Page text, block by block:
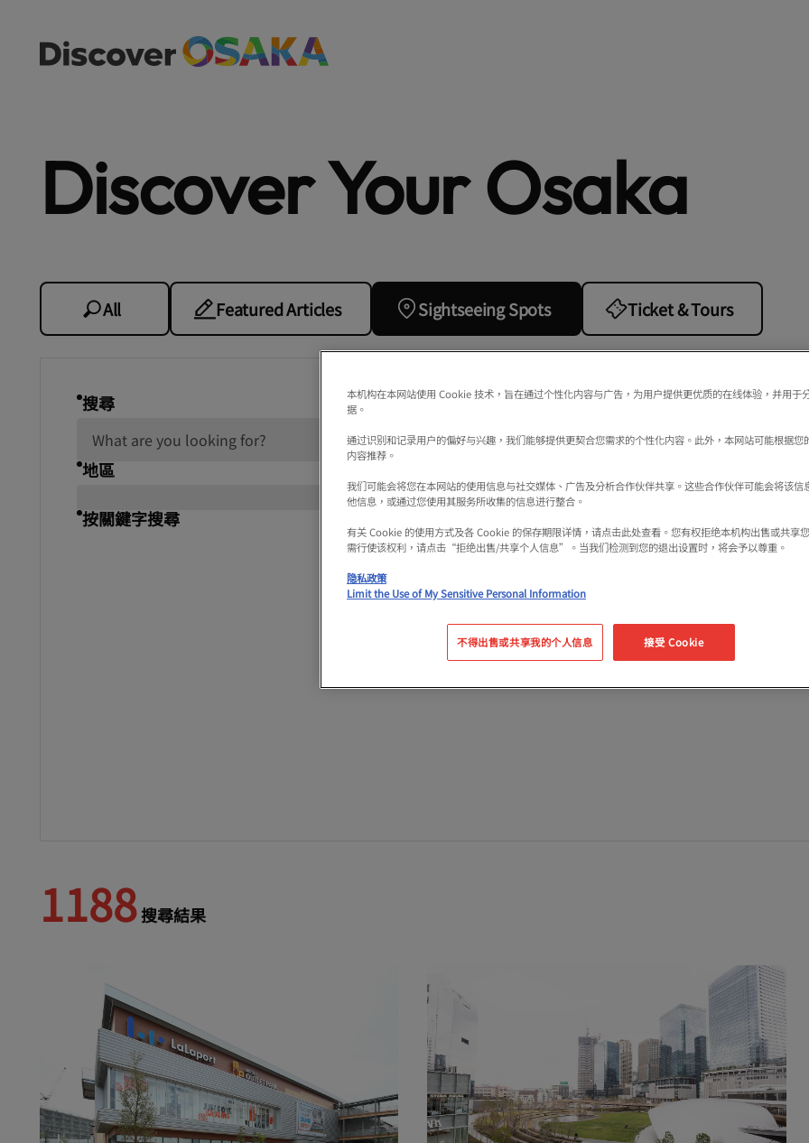
Discover Your Osaka
All Featured Articles Sightseeing Spots Ticket & Tours
搜尋
地區
按關鍵字搜尋
1188搜尋結果
本机构在本网站使用 Cookie 技术，旨在通过个性化内容与广告，为用户提供更优质的在线体验，并用于
据。
通过识别和记录用户的偏好与兴趣，我们能够提供更契合您需求的个性化内容。此外，本网站可能根据您
内容推荐。
我们可能会将您在本网站的使用信息与社交媒体、广告及分析合作伙伴共享。这些合作伙伴可能会将该信
他信息，或通过您使用其服务所收集的信息进行整合。
有关 Cookie 的使用方式及各 Cookie 的保存期限详情，请点击此处查看。您有权拒绝本机构出售或共享
需行使该权利，请点击“拒绝出售/共享个人信息”。当我们检测到您的退出设置时，将会予以尊重。
隐私政策
Limit the Use of My Sensitive Personal Information
不得出售或共享我的个人信息 接受 Cookie